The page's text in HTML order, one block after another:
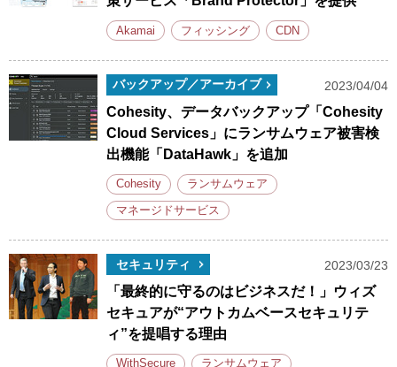
Akamai フィッシング CDN
バックアップ／アーカイブ 2023/04/04
Cohesity、データバックアップ「Cohesity
Cloud Services」にランサムウェア被害検
出機能「DataHawk」を追加
Cohesity ランサムウェア
マネージドサービス
セキュリティ 2023/03/23
「最終的に守るのはビジネスだ！」ウィズ
セキュアが“アウトカムベースセキュリテ
ィ”を提唱する理由
WithSecure ランサムウェア